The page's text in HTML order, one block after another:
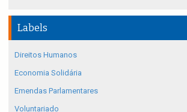
Labels
Direitos Humanos
Economia Solidária
Emendas Parlamentares
Voluntariado